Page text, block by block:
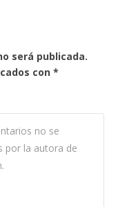
será publicada.
con *